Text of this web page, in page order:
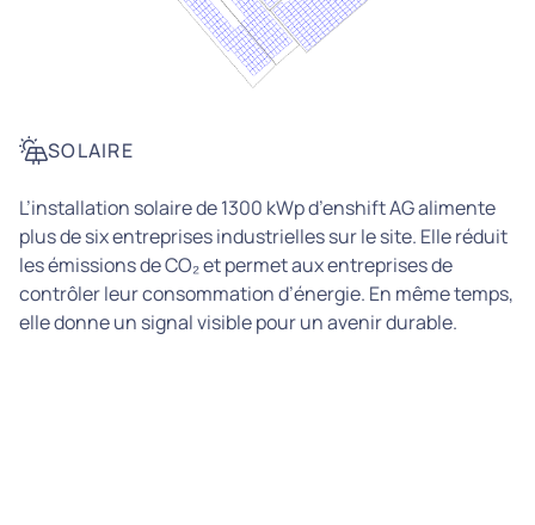
SOLAIRE
L’installation solaire de 1300 kWp d’enshift AG alimente
plus de six entreprises industrielles sur le site. Elle réduit
les émissions de CO₂ et permet aux entreprises de
contrôler leur consommation d’énergie. En même temps,
elle donne un signal visible pour un avenir durable.